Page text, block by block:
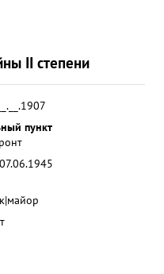
II степени
__.__.1907
пункт
07.06.1945